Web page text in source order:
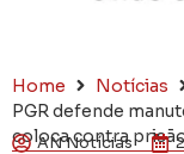
Home Notícias
PGR defende
coloca contra
AN Notícias